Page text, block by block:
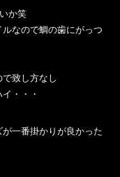
か笑
なので鯛の歯にがっつ
致し方なし
・・・
一番掛かりが良かった